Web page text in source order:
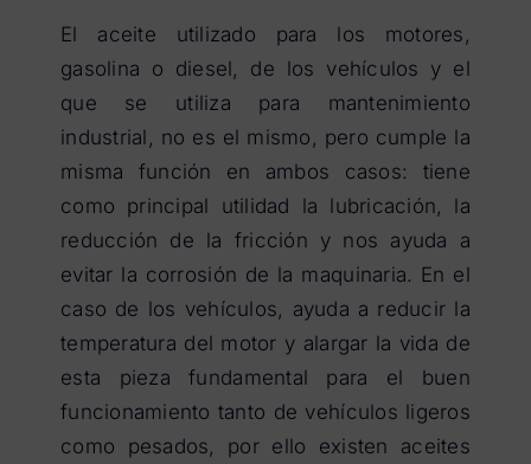
El aceite utilizado para los motores,
gasolina o diesel, de los vehículos y el
que se utiliza para mantenimiento
industrial, no es el mismo, pero cumple la
misma función en ambos casos: tiene
como principal utilidad la lubricación, la
reducción de la fricción y nos ayuda a
evitar la corrosión de la maquinaria. En el
caso de los vehículos, ayuda a reducir la
temperatura del motor y alargar la vida de
esta pieza fundamental para el buen
funcionamiento tanto de vehículos ligeros
como pesados, por ello existen aceites